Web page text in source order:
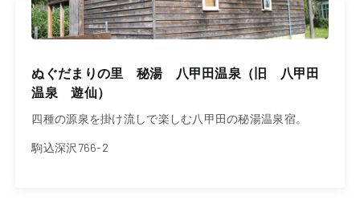
ぬぐだまりの里 秘湯 八甲田温泉（旧 八甲田
温泉 遊仙）
四種の源泉を掛け流しで楽しむ八甲田の秘湯温泉宿。
駒込深沢766-2